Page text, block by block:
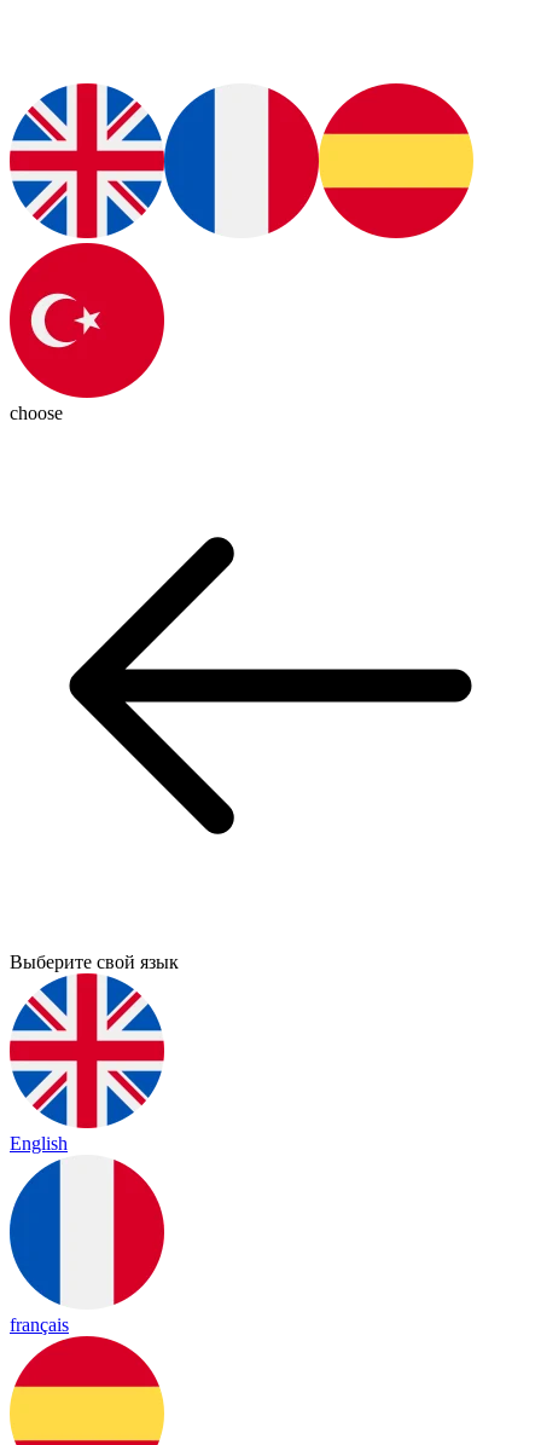
choose
Выберите свой язык
English
français